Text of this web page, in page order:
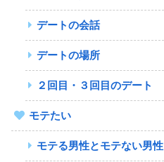
デートの会話
デートの場所
２回目・３回目のデート
モテたい
モテる男性とモテない男性